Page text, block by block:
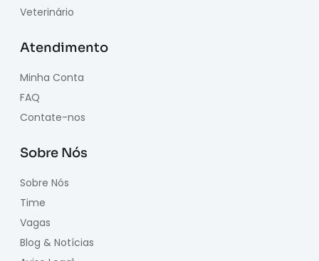
Veterinário
Atendimento
Minha Conta
FAQ
Contate-nos
Sobre Nós
Sobre Nós
Time
Vagas
Blog & Notícias